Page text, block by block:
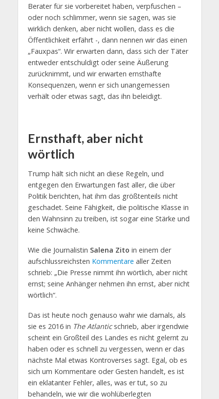
Berater für sie vorbereitet haben, verpfuschen –
oder noch schlimmer, wenn sie sagen, was sie
wirklich denken, aber nicht wollen, dass es die
Öffentlichkeit erfährt -, dann nennen wir das einen
„Fauxpas“. Wir erwarten dann, dass sich der Täter
entweder entschuldigt oder seine Äußerung
zurücknimmt, und wir erwarten ernsthafte
Konsequenzen, wenn er sich unangemessen
verhält oder etwas sagt, das ihn beleidigt.
Ernsthaft, aber nicht
wörtlich
Trump hält sich nicht an diese Regeln, und
entgegen den Erwartungen fast aller, die über
Politik berichten, hat ihm das größtenteils nicht
geschadet. Seine Fähigkeit, die politische Klasse in
den Wahnsinn zu treiben, ist sogar eine Stärke und
keine Schwäche.
Wie die Journalistin Salena Zito in einem der
aufschlussreichsten Kommentare aller Zeiten
schrieb: „Die Presse nimmt ihn wörtlich, aber nicht
ernst; seine Anhänger nehmen ihn ernst, aber nicht
wörtlich“.
Das ist heute noch genauso wahr wie damals, als
sie es 2016 in The Atlanticschrieb, aber irgendwie
scheint ein Großteil des Landes es nicht gelernt zu
haben oder es schnell zu vergessen, wenn er das
nächste Mal etwas Kontroverses sagt. Egal, ob es
sich um Kommentare oder Gesten handelt, es ist
ein eklatanter Fehler, alles, was er tut, so zu
behandeln, wie wir die wohlüberlegten